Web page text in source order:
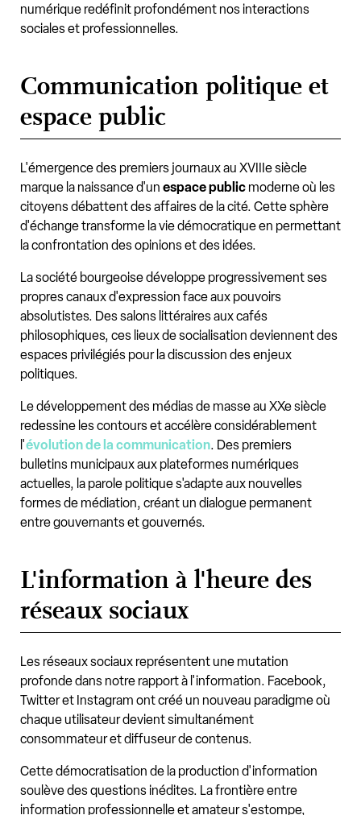
numérique redéfinit profondément nos interactions
sociales et professionnelles.
Communication politique et
espace public
L'émergence des premiers journaux au XVIIIe siècle
marque la naissance d'un espace public moderne où les
citoyens débattent des affaires de la cité. Cette sphère
d'échange transforme la vie démocratique en permettant
la confrontation des opinions et des idées.
La société bourgeoise développe progressivement ses
propres canaux d'expression face aux pouvoirs
absolutistes. Des salons littéraires aux cafés
philosophiques, ces lieux de socialisation deviennent des
espaces privilégiés pour la discussion des enjeux
politiques.
Le développement des médias de masse au XXe siècle
redessine les contours et accélère considérablement
l'évolution de la communication. Des premiers
bulletins municipaux aux plateformes numériques
actuelles, la parole politique s'adapte aux nouvelles
formes de médiation, créant un dialogue permanent
entre gouvernants et gouvernés.
L'information à l'heure des
réseaux sociaux
Les réseaux sociaux représentent une mutation
profonde dans notre rapport à l'information. Facebook,
Twitter et Instagram ont créé un nouveau paradigme où
chaque utilisateur devient simultanément
consommateur et diffuseur de contenus.
Cette démocratisation de la production d'information
soulève des questions inédites. La frontière entre
information professionnelle et amateur s'estompe,